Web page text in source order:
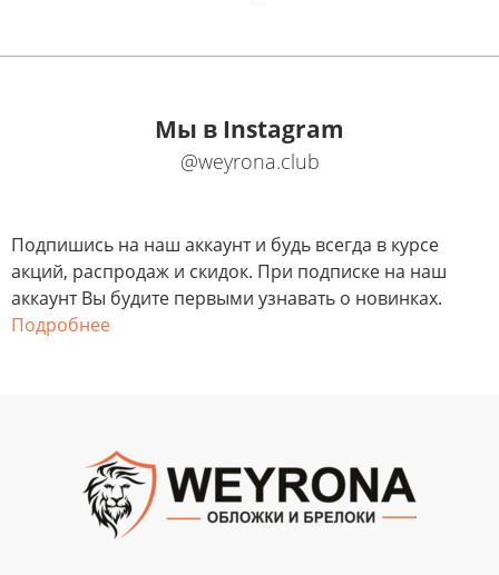
Мы в Instagram
@weyrona.club
Подпишись на наш аккаунт и будь всегда в курсе
акций, распродаж и скидок. При подписке на наш
аккаунт Вы будите первыми узнавать о новинках.
Подробнее